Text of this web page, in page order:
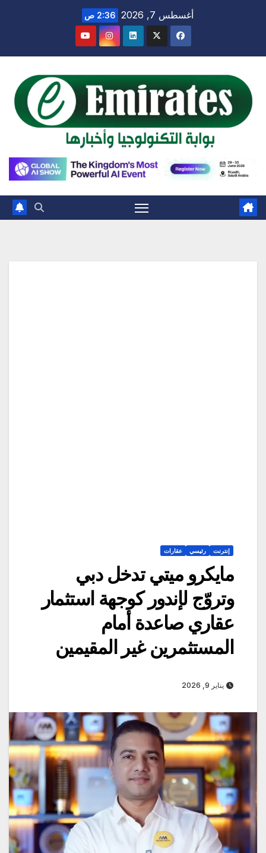
أغسطس 7, 2026 2:36 ص
إنترنت رئيسي عقارات
مايكرو ميتي تدخل دبي
وتروّج لإندور كوجهة استثمار
عقاري صاعدة أمام
المستثمرين غير المقيمين
يناير 9, 2026